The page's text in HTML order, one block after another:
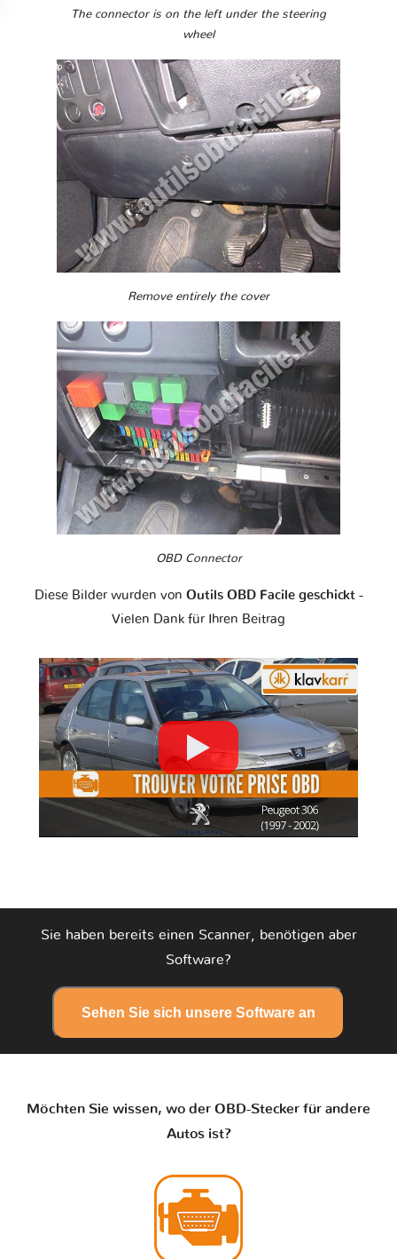
The connector is on the left under the steering
wheel
Remove entirely the cover
OBD Connector
Diese Bilder wurden von Outils OBD Facile geschickt -
Vielen Dank für Ihren Beitrag
Sie haben bereits einen Scanner, benötigen aber
Software?
Sehen Sie sich unsere Software an
Möchten Sie wissen, wo der OBD-Stecker für andere
Autos ist?